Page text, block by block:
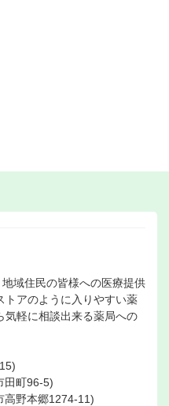
域住民の皆様への医療提供
トアのように入りやすい薬
気軽に相談出来る薬局への
町96-5)
野本郷1274-11)